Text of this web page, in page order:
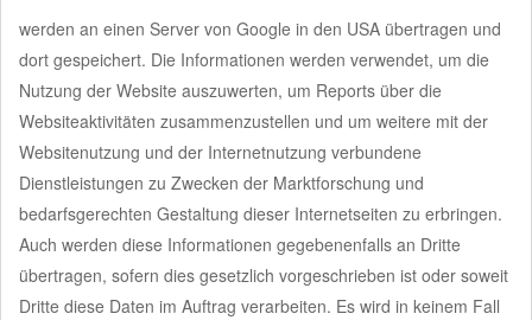
werden an einen Server von Google in den USA übertragen und
dort gespeichert. Die Informationen werden verwendet, um die
Nutzung der Website auszuwerten, um Reports über die
Websiteaktivitäten zusammenzustellen und um weitere mit der
Websitenutzung und der Internetnutzung verbundene
Dienstleistungen zu Zwecken der Marktforschung und
bedarfsgerechten Gestaltung dieser Internetseiten zu erbringen.
Auch werden diese Informationen gegebenenfalls an Dritte
übertragen, sofern dies gesetzlich vorgeschrieben ist oder soweit
Dritte diese Daten im Auftrag verarbeiten. Es wird in keinem Fall